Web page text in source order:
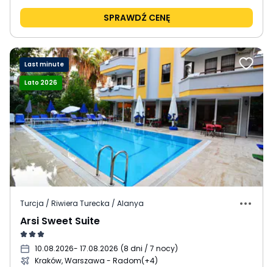
SPRAWDŹ CENĘ
Last minute
Lato 2026
Turcja / Riwiera Turecka / Alanya
Arsi Sweet Suite
10.08.2026- 17.08.2026 (8 dni / 7 nocy)
Kraków, Warszawa - Radom(+4)